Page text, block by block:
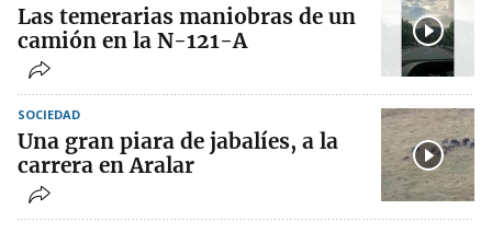
Las temerarias maniobras de un
camión en la N-121-A
SOCIEDAD
Una gran piara de jabalíes, a la
carrera en Aralar